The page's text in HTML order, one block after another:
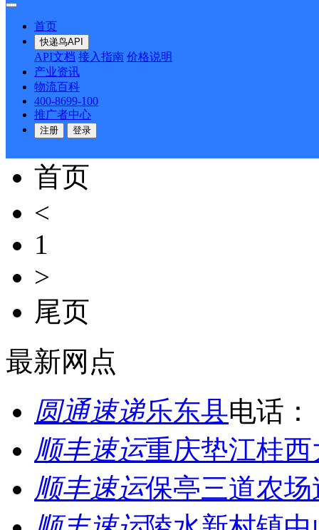
首页
快递鸟API
API文档 接入指南 价格说明
产业资讯
物流百科
400-8699-100
推广者中心
注册 登录
江夏区大学城
圆通速递
派送范围:全境
首页
<
1
>
尾页
最新网点
圆通速递乐东县电话：
顺丰速运重庆垫江桂
顺丰速运保亭三道农